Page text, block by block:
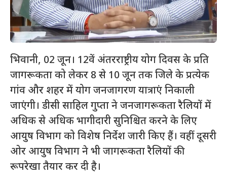
भिवानी, 02 जून। 12वें अंतरराष्ट्रीय योग दिवस के प्रति
जागरूकता को लेकर 8 से 10 जून तक जिले के प्रत्येक
गांव और शहर में योग जनजागरण यात्राएं निकाली
जाएंगी। डीसी साहिल गुप्ता ने जनजागरूकता रैलियों में
अधिक से अधिक भागीदारी सुनिश्चित करने के लिए
आयुष विभाग को विशेष निर्देश जारी किए हैं। वहीं दूसरी
ओर आयुष विभाग ने भी जागरूकता रैलियों की
रूपरेखा तैयार कर दी है।